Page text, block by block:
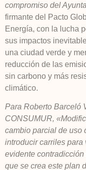
compromiso del
firmante del Pacto
Energía, con la lucha
sus impactos
una ciudad verde y
reducción de las
sin carbono y más
climático.
Para Roberto Barceló
CONSUMUR,
cambio parcial de uso
introducir carriles
evidente
que se crea este plan